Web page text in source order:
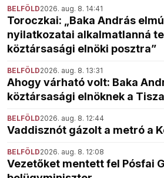
BELFÖLD2026. aug. 8. 14:41
Toroczkai: „Baka András
nyilatkozatai alkalmatlanná
köztársasági elnöki posztra”
BELFÖLD2026. aug. 8. 13:31
Ahogy várható volt: Baka
köztársasági elnöknek a Tisza
BELFÖLD2026. aug. 8. 12:44
Vaddisznót gázolt a metró a
BELFÖLD2026. aug. 8. 12:08
Vezetőket mentett fel Pósfai